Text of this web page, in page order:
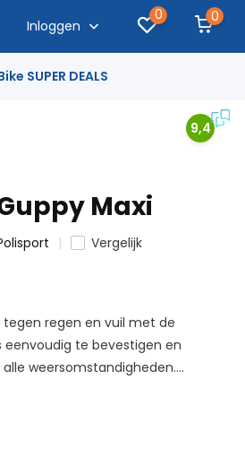
Inloggen
0 0
SUPER DEALS
9,4
Maxi
Vergelijk
tegen regen en vuil met de
eenvoudig te bevestigen en
weersomstandigheden....